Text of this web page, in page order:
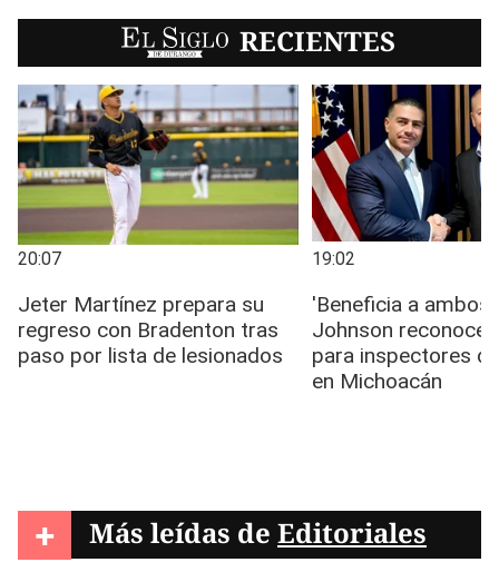
EL SIGLO RECIENTES
+ Más leídas de Editoriales